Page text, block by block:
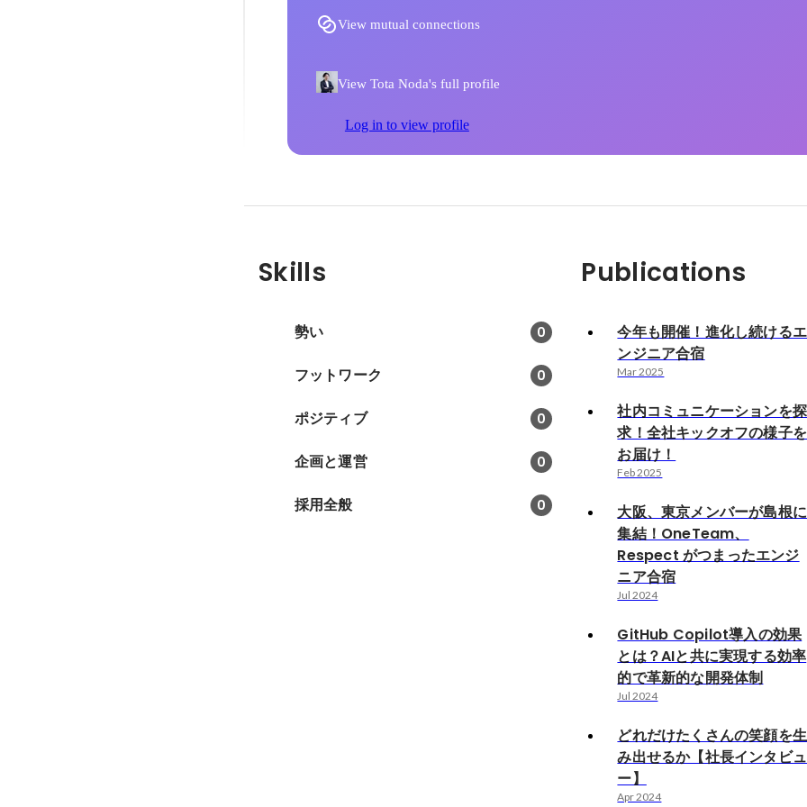
View mutual connections
View Tota Noda's full profile
Log in to view profile
Skills
勢い 0
フットワーク 0
ポジティブ 0
企画と運営 0
採用全般 0
Publications
今年も開催！進化し続けるエ
ンジニア合宿
Mar 2025
社内コミュニケーションを探
求！全社キックオフの様子を
お届け！
Feb 2025
大阪、東京メンバーが島根に
集結！OneTeam、
Respect がつまったエンジ
ニア合宿
Jul 2024
GitHub Copilot導入の効果
とは？AIと共に実現する効率
的で革新的な開発体制
Jul 2024
どれだけたくさんの笑顔を生
み出せるか【社長インタビュ
ー】
Apr 2024